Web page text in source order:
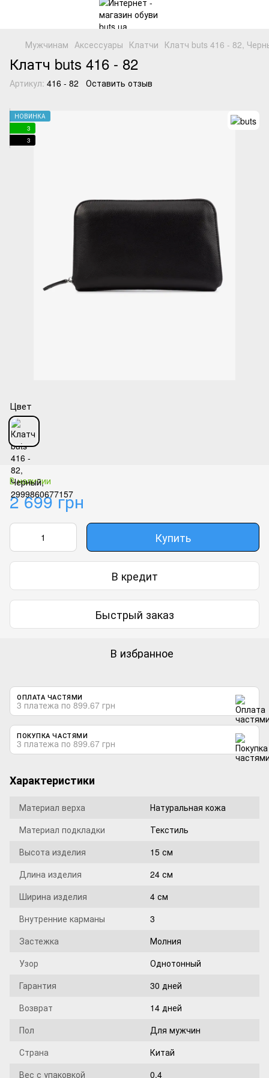
Мужчинам Аксессуары Клатчи Клатч buts 416 - 82,
Клатч buts 416 - 82
Артикул: 416 - 82 Оставить отзыв
НОВИНКА
3
3
Цвет
В наличии
2 699 грн
Купить
В кредит
Быстрый заказ
В избранное
ОПЛАТА ЧАСТЯМИ
3 платежа по 899.67 грн
ПОКУПКА ЧАСТЯМИ
3 платежа по 899.67 грн
Характеристики
Материал верха
Натуральная кожа
Материал подкладки
Текстиль
Высота изделия
15 см
Длина изделия
24 см
Ширина изделия
4 см
Внутренние карманы
3
Застежка
Молния
Узор
Однотонный
Гарантия
30 дней
Возврат
14 дней
Пол
Для мужчин
Страна
Китай
Вес с упаковкой
0,4